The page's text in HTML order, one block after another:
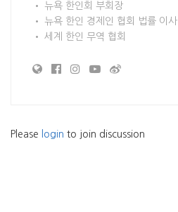
• 뉴욕 한인회 부회장
• 뉴욕 한인 경제인 협회 법률 이사
• 세계 한인 무역 협회
Please login to join discussion